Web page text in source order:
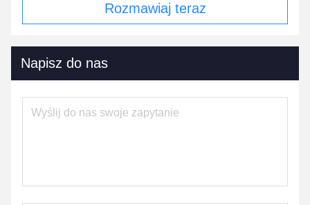
Rozmawiaj teraz
Napisz do nas